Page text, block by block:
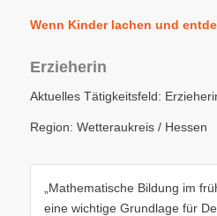
Wenn Kinder lachen und
Erzieherin
Aktuelles Tätigkeitsfeld:
Region: Wetteraukreis / Hessen
„Mathematische Bildung im
eine wichtige Grundlage für